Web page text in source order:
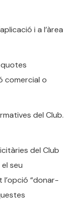
i a l’àrea
comercial o
del Club.
del Club
seu
“donar-